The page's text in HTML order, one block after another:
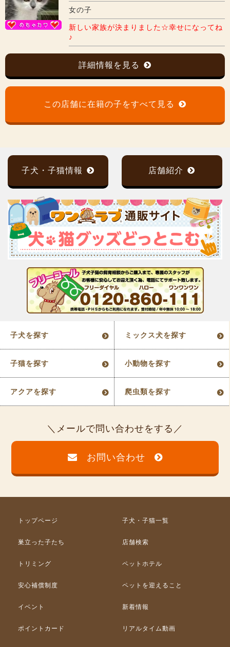
女の子
新しい家族が決まりました☆幸せになってね
♪
詳細情報を見る
この店舗に在籍の子をすべて見る
子犬・子猫情報 店舗紹介
子犬を探す ミックス犬を探す
子猫を探す 小動物を探す
アクアを探す 爬虫類を探す
メールで問い合わせをする
お問い合わせ
トップページ 子犬・子猫一覧
巣立った子たち 店舗検索
トリミング ペットホテル
安心補償制度 ペットを迎えること
イベント 新着情報
ポイントカード リアルタイム動画